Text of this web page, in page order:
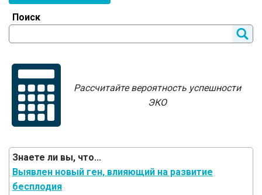
Поиск
Рассчитайте вероятность успешности
ЭКО
Знаете ли вы, что...
Выявлен новый ген, влияющий на развитие
бесплодия